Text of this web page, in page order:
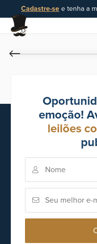
Cadastre-se e tenha a
emoção!
leilões